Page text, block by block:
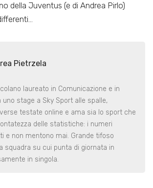
della Juventus (e di Andrea Pirlo)
Pietrzela
laureato in Comunicazione e in
uno stage a Sky Sport alle spalle,
testate online e ama sia lo sport che
delle statistiche: i numeri
e non mentono mai. Grande tifoso
squadra su cui punta di giornata in
in singola.